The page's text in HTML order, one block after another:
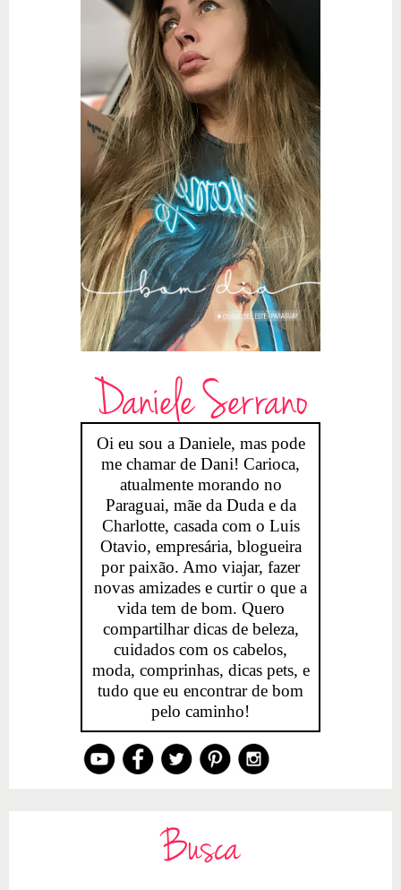
Daniele Serrano
Oi eu sou a Daniele, mas pode
me chamar de Dani! Carioca,
atualmente morando no
Paraguai, mãe da Duda e da
Charlotte, casada com o Luis
Otavio, empresária, blogueira
por paixão. Amo viajar, fazer
novas amizades e curtir o que a
vida tem de bom. Quero
compartilhar dicas de beleza,
cuidados com os cabelos,
moda, comprinhas, dicas pets, e
tudo que eu encontrar de bom
pelo caminho!
Busca